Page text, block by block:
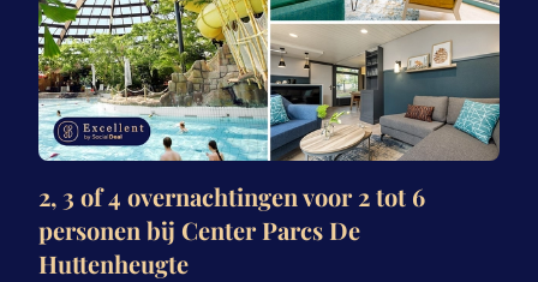
2, 3 of 4 overnachtingen voor 2 tot 6
personen bij Center Parcs De
Huttenheugte